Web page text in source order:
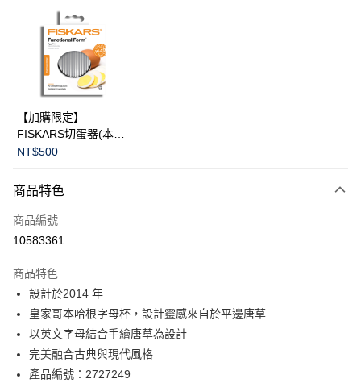
3 期 0 利率 每期
合作金庫商業銀行
華南商業銀行
上海商業儲蓄銀行
國泰世華商業銀行
臺灣中小企業銀行
匯豐（台灣）商業銀行
聯邦商業銀行
元大商業銀行
台新國際商業銀行
LINE Pay
Apple Pay
運送方式
黑貓宅急便
【加購限定】
FISKARS切蛋器(本商
品不提供破損保證)
NT$500
商品特色
商品編號
10583361
商品特色
設計於2014 年
皇家哥本哈根字母杯，設計靈感來自於平邊唐草
以英文字母結合手繪唐草為設計
完美融合古典與現代風格
產品編號：2727249